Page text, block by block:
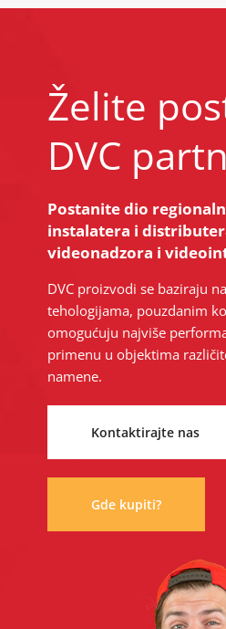
Želite
DVC
Postanite dio
instalatera i
videonadzora i
DVC proizvodi se baziraju
tehologijama, pouzdanim
omogućuju najviše
primenu u objektima
namene.
Kontaktirajte nas
Gde kupiti?